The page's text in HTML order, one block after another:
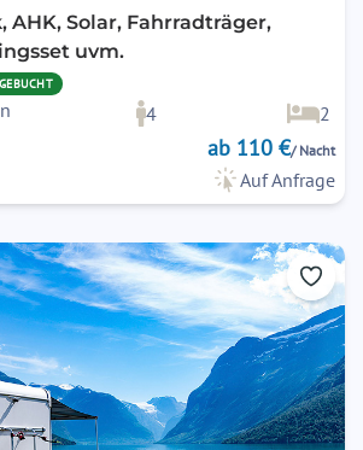
AHK, Solar, Fahrradträger,
uvm.
4
2
ab 110 €/ Nacht
Auf Anfrage